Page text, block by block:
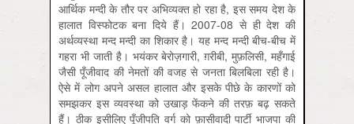
आर्थिक मन्दी के तौर पर अभिव्यक्त हो रहा है, इस समय देश के
हालात विस्फोटक बना दिये हैं। 2007-08 से ही देश की
अर्थव्यस्था मन्द मन्दी का शिकार है। यह मन्द मन्दी बीच-बीच में
गहरा भी जाती है। भयंकर बेरोज़गारी, ग़रीबी, मुफ़लिसी, महँगाई
जैसी पूँजीवाद की नेमतों की वजह से जनता बिलबिला रही है।
ऐसे में लोग अपने असल हालात और इसके पीछे के कारणों को
समझकर इस व्यवस्था को उखाड़ फेंकने की तरफ़ बढ़ सकते
हैं। ठीक इसीलिए पूँजीपति वर्ग को फ़ासीवादी पार्टी भाजपा की